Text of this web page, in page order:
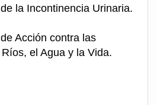
la Incontinencia Urinaria.
Acción contra las
el Agua y la Vida.